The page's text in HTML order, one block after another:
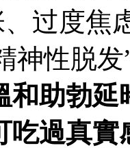
过度焦
神性脱
和助勃延
吃過真實